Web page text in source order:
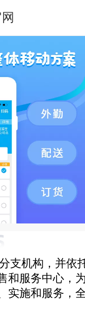
机构，并依
和服务中心，为
实施和服务，